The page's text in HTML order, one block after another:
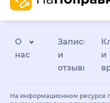
О
нас
Запись
и
отзывы
и
На информационном ресурсе